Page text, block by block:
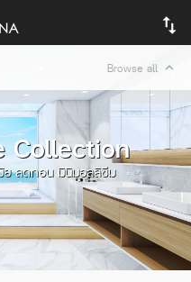
Browse all expand_less
Collection
ย ลดทอน มินิมอลลิซึม